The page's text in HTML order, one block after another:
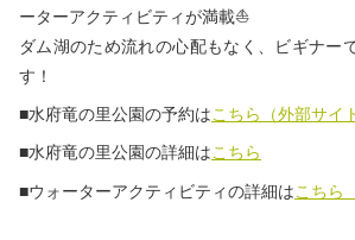
ーターアクティビティが満載⛵
ダム湖のため流れの心配もなく、ビギナー
す！
■水府竜の里公園の予約はこちら（外部サイ
■水府竜の里公園の詳細はこちら
■ウォーターアクティビティの詳細はこちら